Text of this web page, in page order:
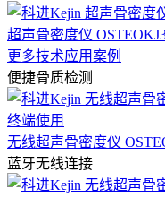
超声骨密度仪
更多技术应用案例
便捷骨质检测
无线超声骨密度仪
蓝牙无线连接